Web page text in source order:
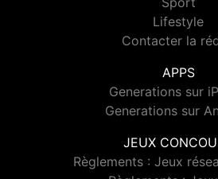
Lifestyle
Contacter la
APPS
Generations sur
Generations sur
JEUX
Règlements : Jeux